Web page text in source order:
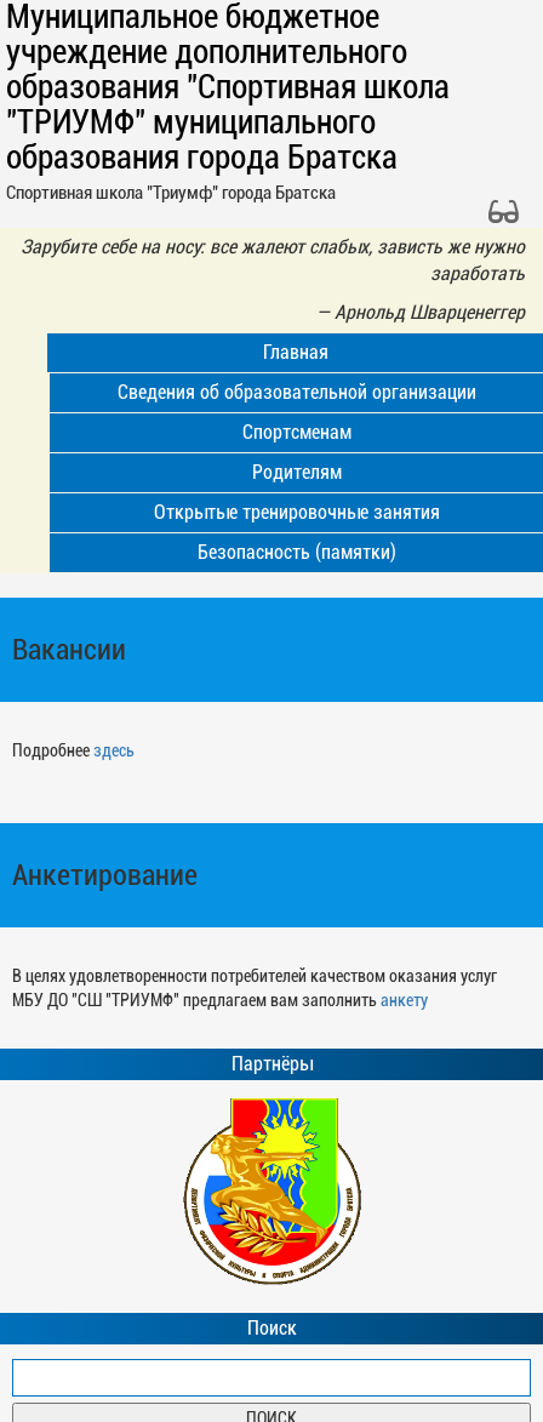
Муниципальное бюджетное
учреждение дополнительного
образования "Спортивная школа
"ТРИУМФ" муниципального
образования города Братска
Спортивная школа "Триумф" города Братска
Зарубите себе на носу: все жалеют слабых, зависть же нужно
заработать
—Арнольд Шварценеггер
Главная
Сведения об образовательной организации
Спортсменам
Родителям
Открытые тренировочные занятия
Безопасность (памятки)
Вакансии
Подробнеездесь
Анкетирование
В целях удовлетворенности потребителей качеством оказания услуг
МБУ ДО "СШ "ТРИУМФ" предлагаем вам заполнитьанкету
Партнёры
Поиск